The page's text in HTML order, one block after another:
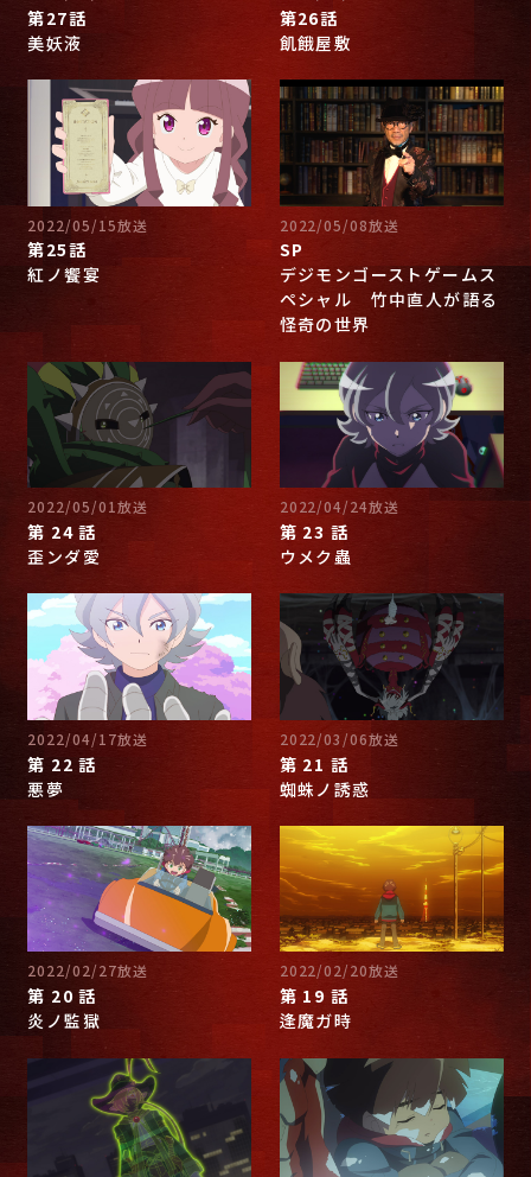
第27話
美妖液
第26話
飢餓屋敷
2022/05/15放送
第25話
紅ノ饗宴
2022/05/08放送
SP
デジモンゴーストゲームス
ペシャル 竹中直人が語る
怪奇の世界
2022/05/01放送
第 24 話
歪ンダ愛
2022/04/24放送
第 23 話
ウメク蟲
2022/04/17放送
第 22 話
悪夢
2022/03/06放送
第 21 話
蜘蛛ノ誘惑
2022/02/27放送
第 20 話
炎ノ監獄
2022/02/20放送
第 19 話
逢魔ガ時